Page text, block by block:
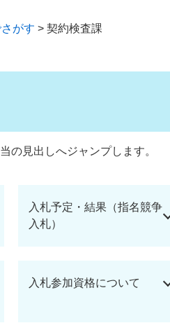
がす > 契約検査課
の見出しへジャンプします。
入札予定・結果（指名競争
入札）
入札参加資格について